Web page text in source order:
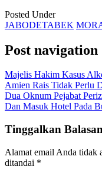
Posted Under
JABODETABEK
Post navigation
Majelis Hakim Kasus
Amien Rais Tidak Perlu
Dua Oknum Pejabat
Dan Masuk Hotel Pada
Tinggalkan Balasan
Alamat email Anda tidak
ditandai *